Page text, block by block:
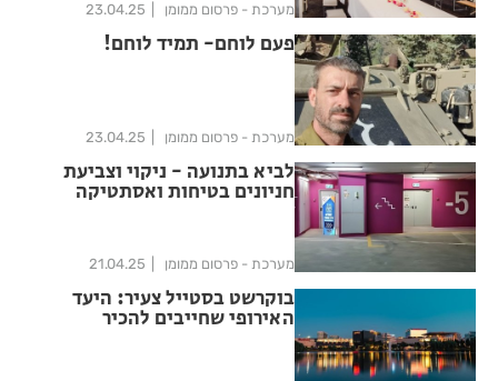
מערכת - פרסום ממומן 23.04.25
פעם לוחם- תמיד לוחם!
מערכת - פרסום ממומן 23.04.25
לביא בתנועה - ניקוי וצביעת
חניונים בטיחות ואסתטיקה
מערכת - פרסום ממומן 21.04.25
בוקרשט בסטייל צעיר: היעד
האירופי שחייבים להכיר